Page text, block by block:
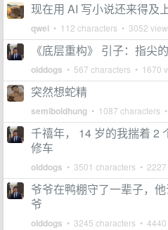
现在用 AI 写小说还来得及
qwei • 112 characters • 3052
《底层重构》 引子：指尖
olddogs • 567 characters • 1670
突然想蛇精
semiboldhung • 1087 characters
千禧年， 14 岁的我揣着 2
修车
olddogs • 3501 characters •
爷爷在鸭棚守了一辈子，
爷
olddogs • 3245 characters •